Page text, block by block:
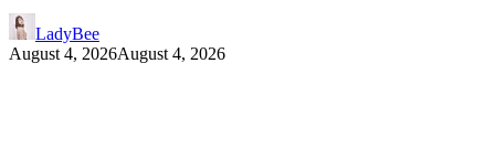
LadyBee
August 4, 2026August 4, 2026